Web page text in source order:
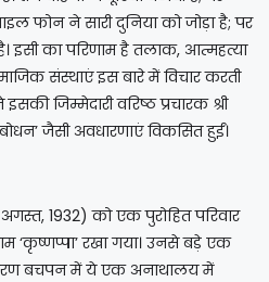
फोन ने सारी दुनिया को जोड़ा है; पर
इसी का परिणाम है तलाक, आत्महत्या
संस्थाएं इस बारे में विचार करती
जिम्मेदारी वरिष्ठ प्रचारक श्री
जैसी अवधारणाएं विकसित हुईं।
1932) को एक पुरोहित परिवार
रखा गया। उनसे बड़े एक
बचपन में ये एक अनाथालय में